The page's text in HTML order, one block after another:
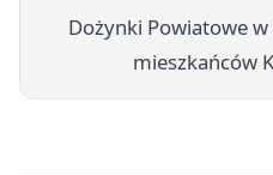
Dożynki Powiatowe w
mieszkańców